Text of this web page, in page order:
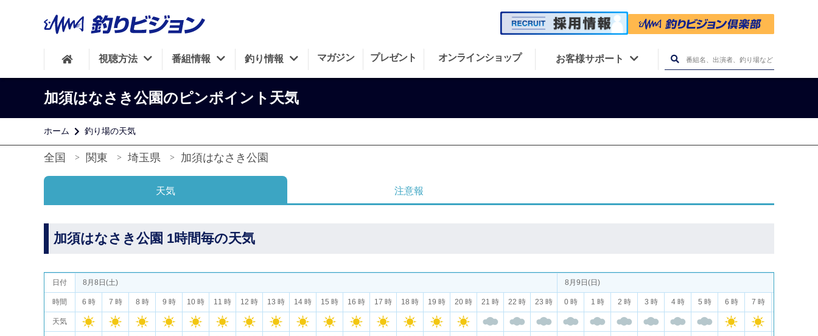
視聴方法 番組情報 釣り情報 マガジン プレゼント オンラインショップ お客様サポート
加須はなさき公園のピンポイント天気
ホーム 釣り場の天気
全国 関東 埼玉県 加須はなさき公園
天気 注意報
加須はなさき公園 1時間毎の天気
日付
時間
天気
8月8日(土) 8月9日(日)
6 時 7 時 8 時 9 時 10 時 11 時 12 時 13 時 14 時 15 時 16 時 17 時 18 時 19 時 20 時 21 時 22 時 23 時 0 時 1 時 2 時 3 時 4 時 5 時 6 時 7 時